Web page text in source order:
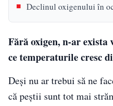
Declinul oxigenului în
Fără oxigen, n-ar exista
ce temperaturile cresc
Deși nu ar trebui să ne
că peștii sunt tot mai